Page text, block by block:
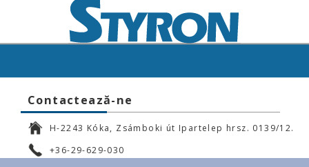
Contactează-ne
H-2243 Kóka, Zsámboki út Ipartelep hrsz. 0139/12.
+36-29-629-030